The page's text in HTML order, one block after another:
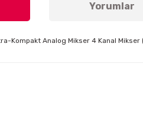
Yorumlar
Kompakt Analog Mikser 4 Kanal